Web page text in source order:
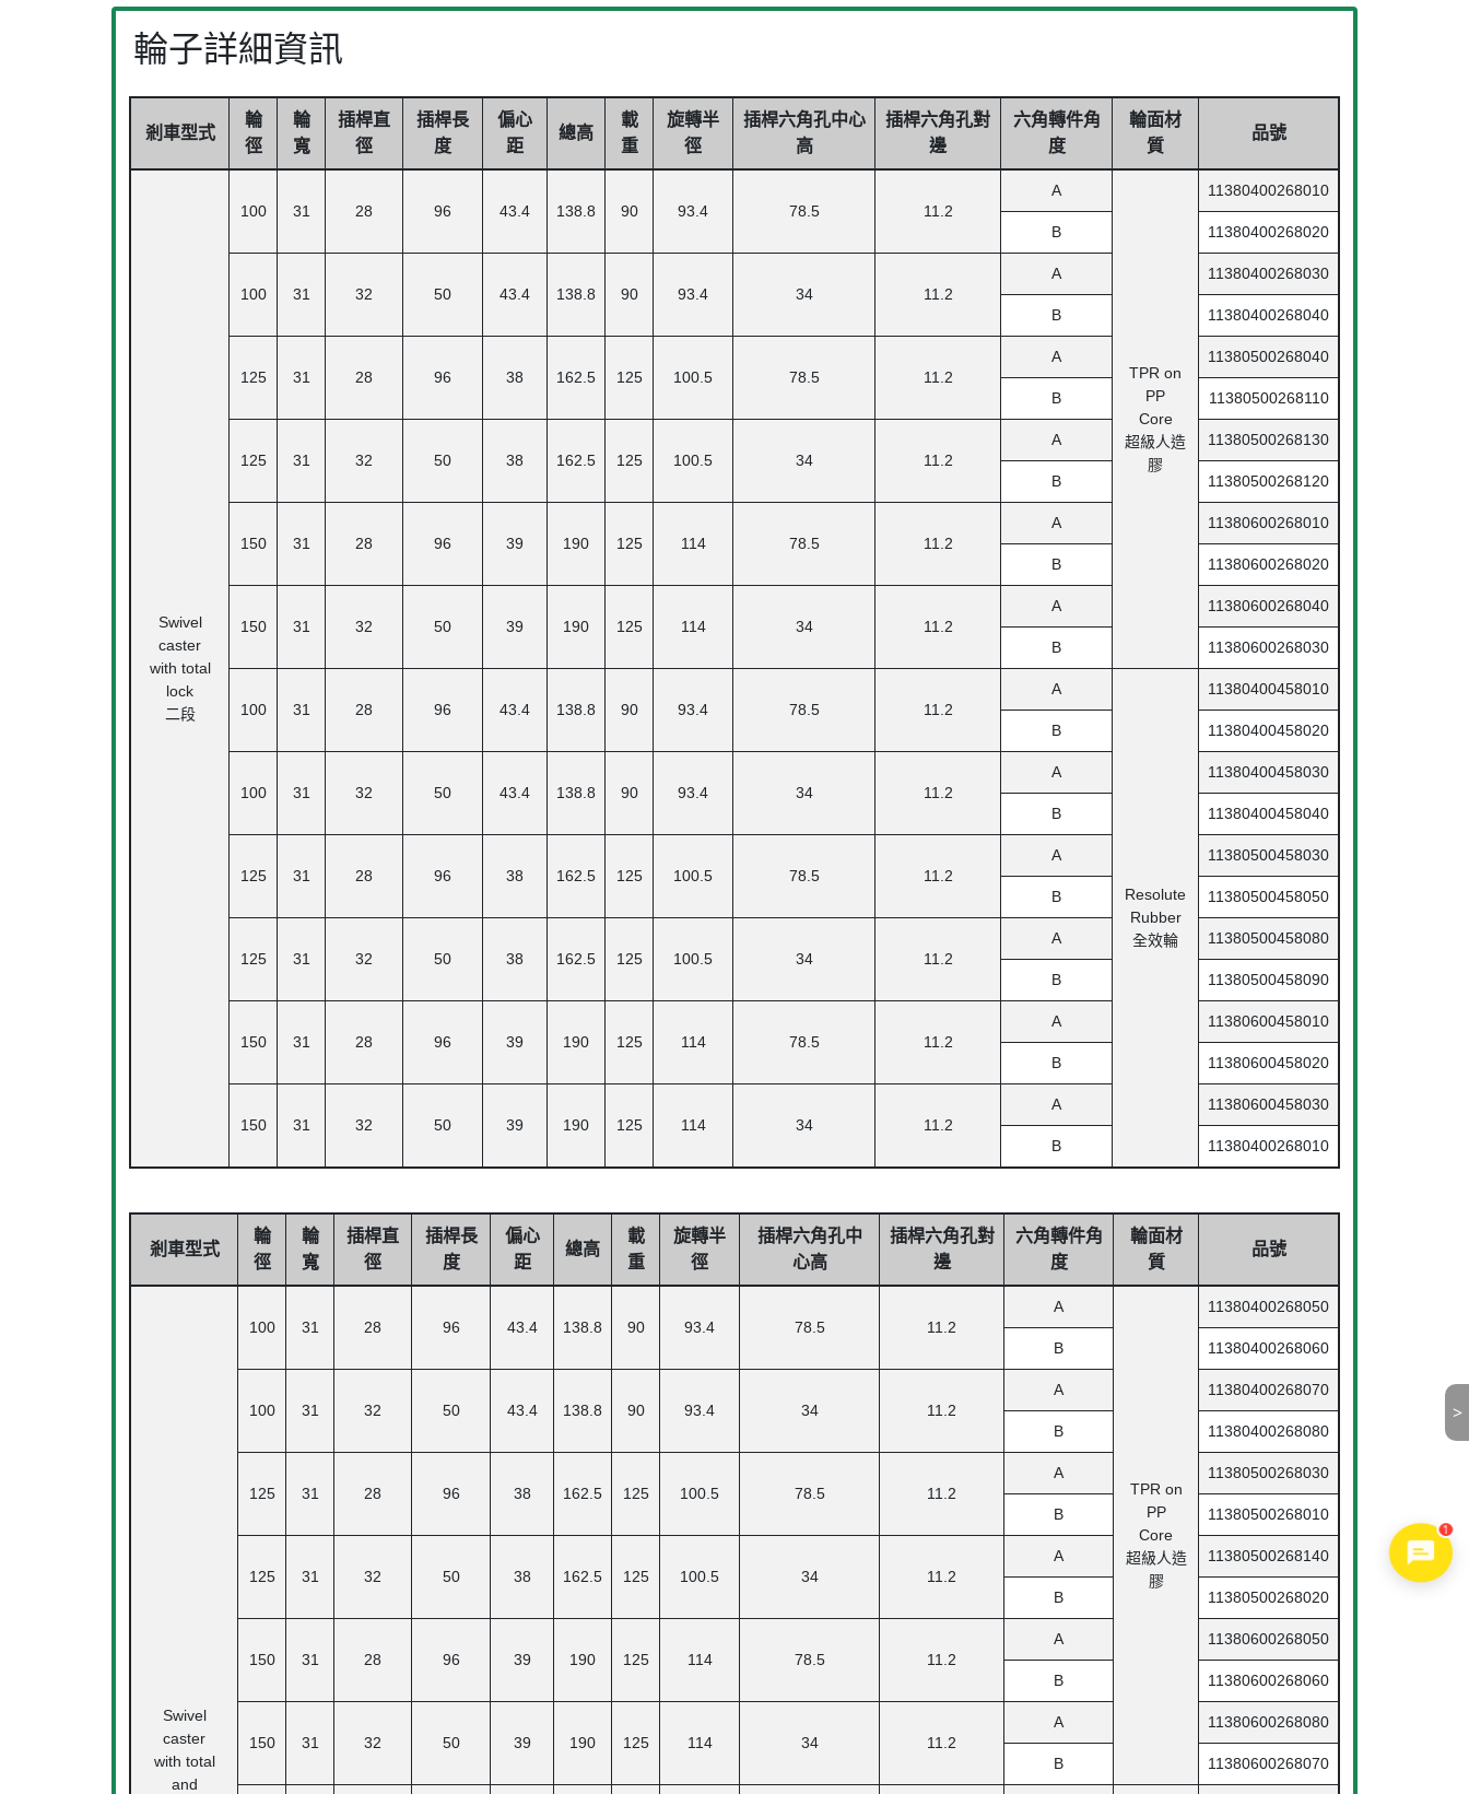
輪子詳細資訊
剎車型式
輪
徑
輪
寬
插桿直
徑
插桿長
度
偏心
距
總高
載
重
旋轉半
徑
插桿六角孔中心
高
插桿六角孔對
邊
六角轉件角
度
輪面材
質
品號
Swivel
caster
with total
lock
二段
100 31 28 96 43.4 138.8 90 93.4 78.5 11.2
A
TPR on
PP
Core
超級人造
膠
11380400268010
B 11380400268020
100 31 32 50 43.4 138.8 90 93.4 34 11.2
A 11380400268030
B 11380400268040
125 31 28 96 38 162.5 125 100.5 78.5 11.2
A 11380500268040
B 11380500268110
125 31 32 50 38 162.5 125 100.5 34 11.2
A 11380500268130
B 11380500268120
150 31 28 96 39 190 125 114 78.5 11.2
A 11380600268010
B 11380600268020
150 31 32 50 39 190 125 114 34 11.2
A 11380600268040
B 11380600268030
100 31 28 96 43.4 138.8 90 93.4 78.5 11.2
A
Resolute
Rubber
全效輪
11380400458010
B 11380400458020
100 31 32 50 43.4 138.8 90 93.4 34 11.2
A 11380400458030
B 11380400458040
125 31 28 96 38 162.5 125 100.5 78.5 11.2
A 11380500458030
B 11380500458050
125 31 32 50 38 162.5 125 100.5 34 11.2
A 11380500458080
B 11380500458090
150 31 28 96 39 190 125 114 78.5 11.2
A 11380600458010
B 11380600458020
150 31 32 50 39 190 125 114 34 11.2
A 11380600458030
B 11380400268010
剎車型式
輪
徑
輪
寬
插桿直
徑
插桿長
度
偏心
距
總高
載
重
旋轉半
徑
插桿六角孔中
心高
插桿六角孔對
邊
六角轉件角
度
輪面材
質
品號
Swivel
caster
with total
and
100 31 28 96 43.4 138.8 90 93.4 78.5 11.2
A
TPR on
PP
Core
超級人造
膠
11380400268050
B 11380400268060
100 31 32 50 43.4 138.8 90 93.4 34 11.2
A 11380400268070
B 11380400268080
125 31 28 96 38 162.5 125 100.5 78.5 11.2
A 11380500268030
B 11380500268010
125 31 32 50 38 162.5 125 100.5 34 11.2
A 11380500268140
B 11380500268020
150 31 28 96 39 190 125 114 78.5 11.2
A 11380600268050
B 11380600268060
150 31 32 50 39 190 125 114 34 11.2
A 11380600268080
B 11380600268070
1
>